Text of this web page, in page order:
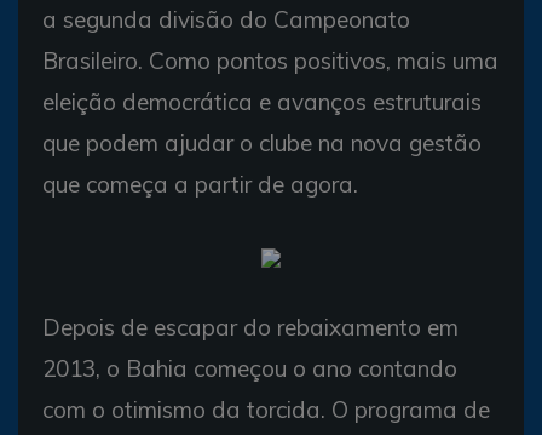
a segunda divisão do Campeonato
Brasileiro. Como pontos positivos, mais uma
eleição democrática e avanços estruturais
que podem ajudar o clube na nova gestão
que começa a partir de agora.
Depois de escapar do rebaixamento em
2013, o Bahia começou o ano contando
com o otimismo da torcida. O programa de